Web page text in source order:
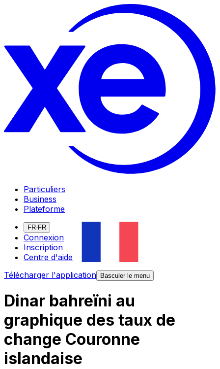
Particuliers
Business
Plateforme
FR-FR
Connexion
Inscription
Centre d'aide
Télécharger l'application
Basculer le menu
Dinar bahreïni au
graphique des taux de
change Couronne
islandaise